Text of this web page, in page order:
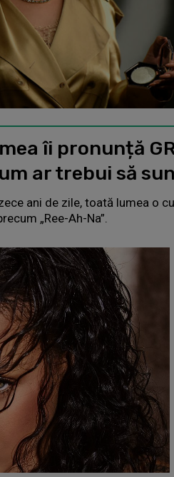
îi pronunță
ar trebui să
ani de zile, toată lumea o
„Ree-Ah-Na”.